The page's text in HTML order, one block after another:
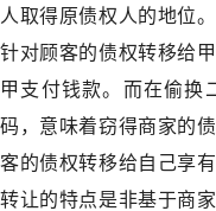
人取得原债权人的地位
针对顾客的债权转移给
甲支付钱款。而在偷换
码，意味着窃得商家的
客的债权转移给自己享
转让的特点是非基于商